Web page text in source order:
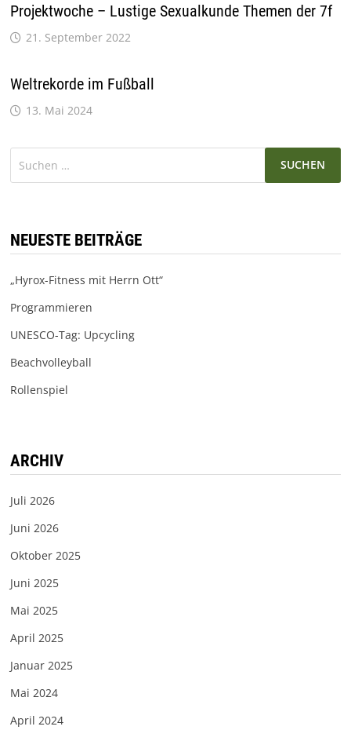
Projektwoche – Lustige Sexualkunde Themen der 7f
21. September 2022
Weltrekorde im Fußball
13. Mai 2024
NEUESTE BEITRÄGE
„Hyrox-Fitness mit Herrn Ott“
Programmieren
UNESCO-Tag: Upcycling
Beachvolleyball
Rollenspiel
ARCHIV
Juli 2026
Juni 2026
Oktober 2025
Juni 2025
Mai 2025
April 2025
Januar 2025
Mai 2024
April 2024